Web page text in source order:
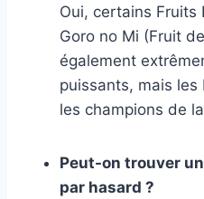
Oui, certains Fruits
Goro no Mi (Fruit
également
puissants, mais
les champions de
Peut-on trouver
par hasard ?